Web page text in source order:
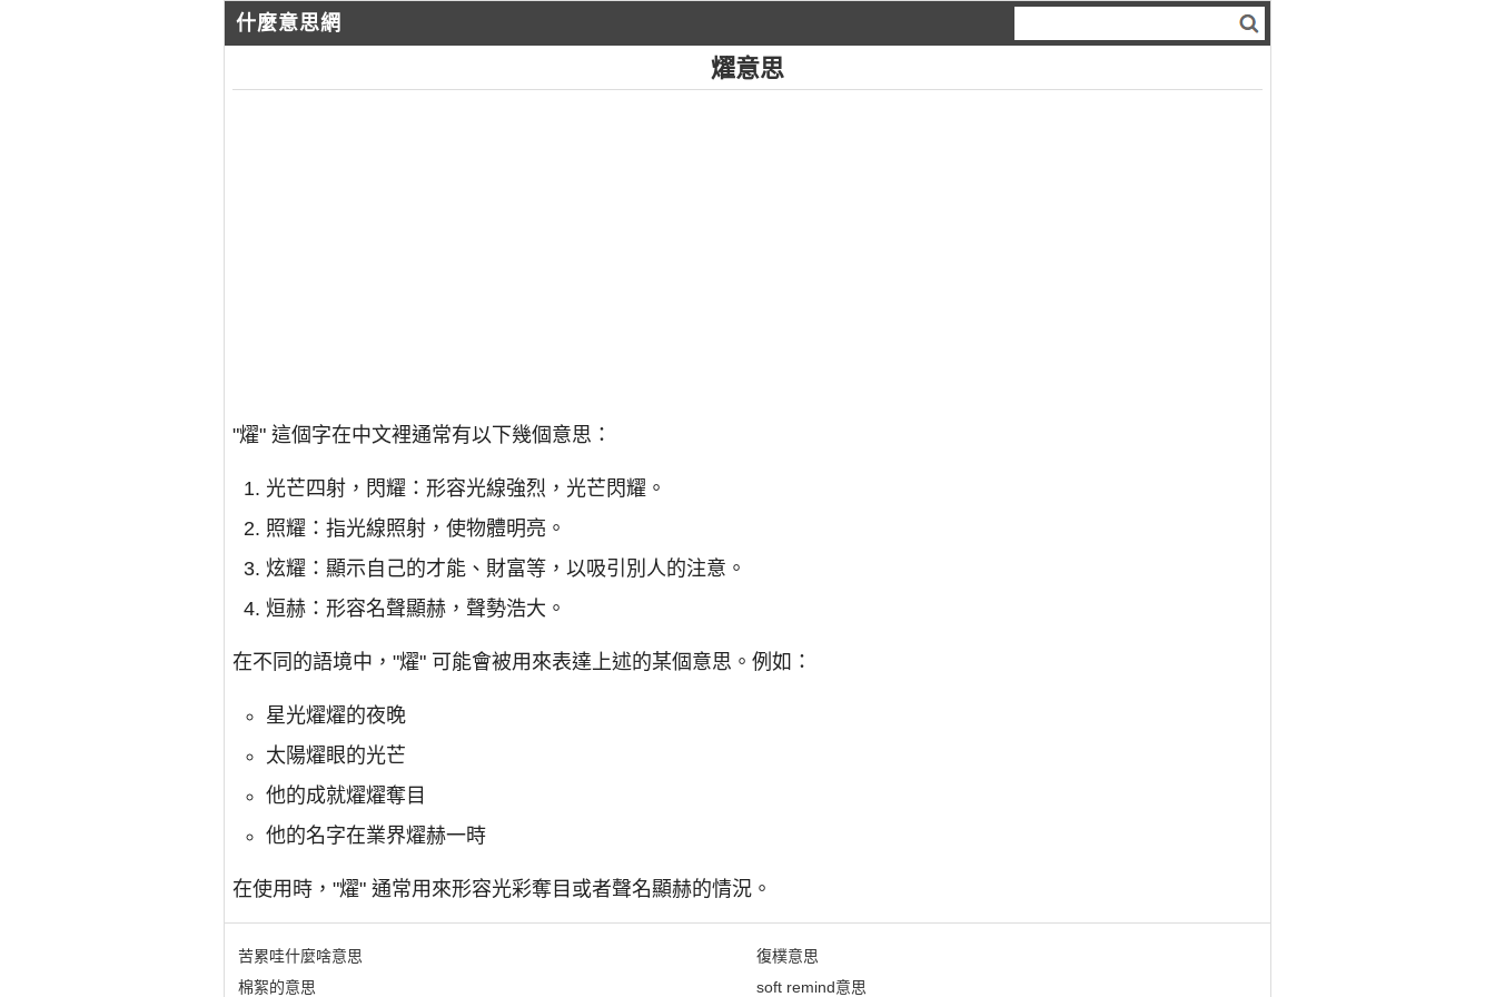
什麼意思網
燿意思
"燿" 這個字在中文裡通常有以下幾個意思：
光芒四射，閃耀：形容光線強烈，光芒閃耀。
照耀：指光線照射，使物體明亮。
炫耀：顯示自己的才能、財富等，以吸引別人的注意。
烜赫：形容名聲顯赫，聲勢浩大。
在不同的語境中，"燿" 可能會被用來表達上述的某個意思。例如：
星光燿燿的夜晚
太陽燿眼的光芒
他的成就燿燿奪目
他的名字在業界燿赫一時
在使用時，"燿" 通常用來形容光彩奪目或者聲名顯赫的情況。
苦累哇什麼啥意思
棉絮的意思
復樸意思
soft remind意思